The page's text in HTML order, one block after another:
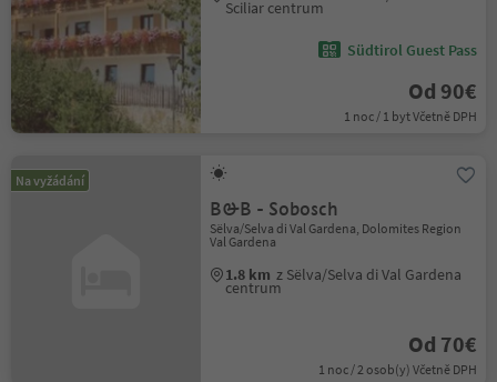
Sciliar centrum
Südtirol Guest Pass
Od 90€
1 noc / 1 byt Včetně DPH
Na vyžádání
B&B - Sobosch
Sëlva/Selva di Val Gardena, Dolomites Region
Val Gardena
1.8 km z Sëlva/Selva di Val Gardena
centrum
Od 70€
1 noc / 2 osob(y) Včetně DPH